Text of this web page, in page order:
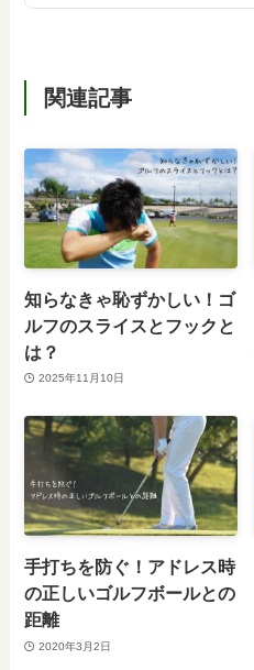
関連記事
知らなきゃ恥ずかしい！ゴ
ルフのスライスとフックと
は？
2025年11月10日
手打ちを防ぐ！アドレス時
の正しいゴルフボールとの
距離
2020年3月2日